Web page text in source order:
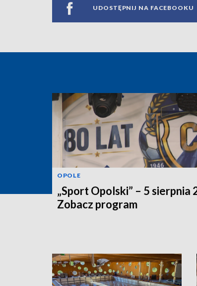
UDOSTĘPNIJ NA FACEBOOKU
OPOLE
„Sport Opolski” – 5 sierpnia
Zobacz program